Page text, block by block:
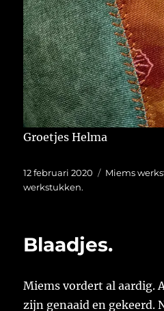
Groetjes Helma
Geplaatst
op
12 februari 2020 Categorieën
Miems
werkstukken.
Blaadjes.
Miems vordert al aardig.
zijn genaaid en gekeerd.